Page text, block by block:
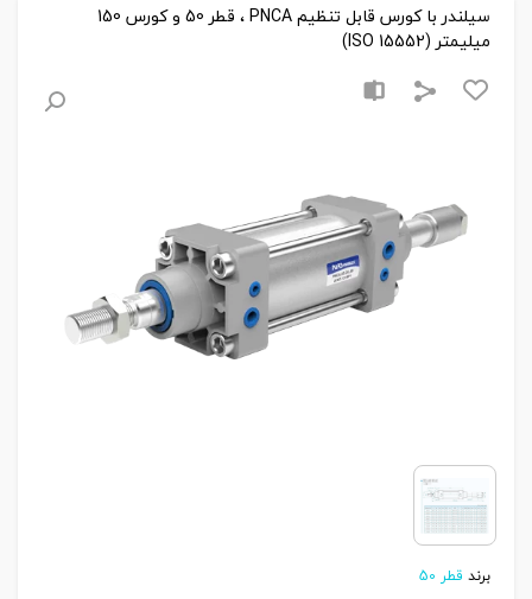
سیلندر با کورس قابل تنظیم PNCA ، قطر 50 و کورس 150
میلیمتر (ISO 15552)
برند قطر 50